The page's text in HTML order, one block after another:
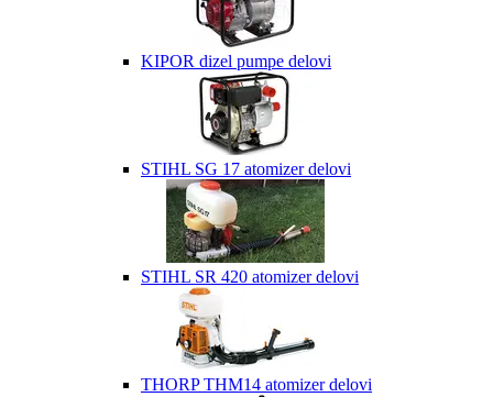
KIPOR dizel pumpe delovi
STIHL SG 17 atomizer delovi
STIHL SR 420 atomizer delovi
THORP THM14 atomizer delovi